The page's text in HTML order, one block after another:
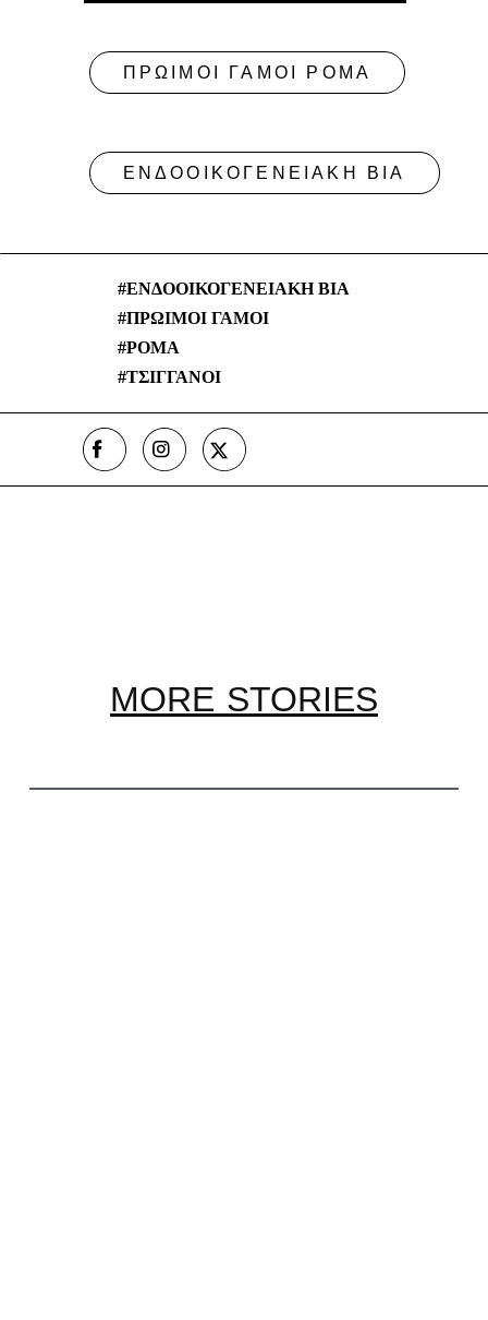
ΠΡΩΙΜΟΙ ΓΑΜΟΙ ΡΟΜΑ
ΕΝΔΟΟΙΚΟΓΕΝΕΙΑΚΗ ΒΙΑ
ΕΝΔΟΟΙΚΟΓΕΝΕΙΑΚΗ ΒΙΑ
ΠΡΩΙΜΟΙ ΓΑΜΟΙ
ΡΟΜΑ
ΤΣΙΓΓΑΝΟΙ
MORE STORIES